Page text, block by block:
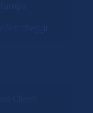
Parcheggi
Clienti